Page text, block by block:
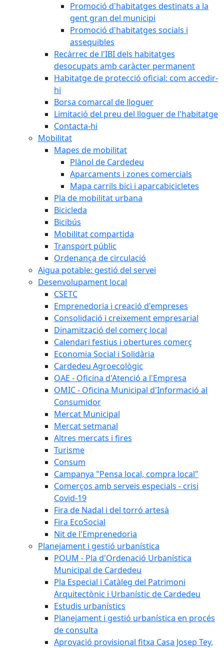
Promoció d'habitatges destinats a la
gent gran del municipi
Promoció d'habitatges socials i
assequibles
Recàrrec de l'IBI dels habitatges
desocupats amb caràcter permanent
Habitatge de protecció oficial: com accedir-
hi
Borsa comarcal de lloguer
Limitació del preu del lloguer de l'habitatge
Contacta-hi
Mobilitat
Mapes de mobilitat
Plànol de Cardedeu
Aparcaments i zones comercials
Mapa carrils bici i aparcabicicletes
Pla de mobilitat urbana
Bicicleda
Bicibús
Mobilitat compartida
Transport públic
Ordenança de circulació
Aigua potable: gestió del servei
Desenvolupament local
CSETC
Emprenedoria i creació d'empreses
Consolidació i creixement empresarial
Dinamització del comerç local
Calendari festius i obertures comerç
Economia Social i Solidària
Cardedeu Agroecològic
OAE - Oficina d'Atenció a l'Empresa
OMIC - Oficina Municipal d'Informació al
Consumidor
Mercat Municipal
Mercat setmanal
Altres mercats i fires
Turisme
Consum
Campanya "Pensa local, compra local"
Comerços amb serveis especials - crisi
Covid-19
Fira de Nadal i del torró artesà
Fira EcoSocial
Nit de l'Emprenedoria
Planejament i gestió urbanística
POUM - Pla d'Ordenació Urbanística
Municipal de Cardedeu
Pla Especial i Catàleg del Patrimoni
Arquitectònic i Urbanístic de Cardedeu
Estudis urbanístics
Planejament i gestió urbanística en procés
de consulta
Aprovació provisional fitxa Casa Josep Tey,